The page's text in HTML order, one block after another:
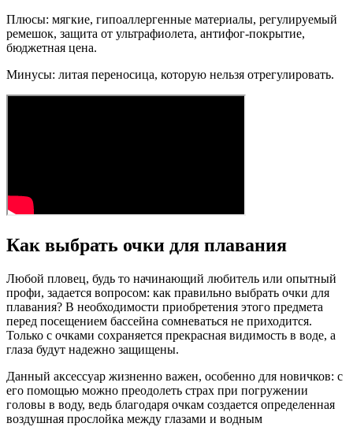
Плюсы: мягкие, гипоаллергенные материалы, регулируемый
ремешок, защита от ультрафиолета, антифог-покрытие,
бюджетная цена.
Минусы: литая переносица, которую нельзя отрегулировать.
Как выбрать очки для плавания
Любой пловец, будь то начинающий любитель или опытный
профи, задается вопросом: как правильно выбрать очки для
плавания? В необходимости приобретения этого предмета
перед посещением бассейна сомневаться не приходится.
Только с очками сохраняется прекрасная видимость в воде, а
глаза будут надежно защищены.
Данный аксессуар жизненно важен, особенно для новичков: с
его помощью можно преодолеть страх при погружении
головы в воду, ведь благодаря очкам создается определенная
воздушная прослойка между глазами и водным